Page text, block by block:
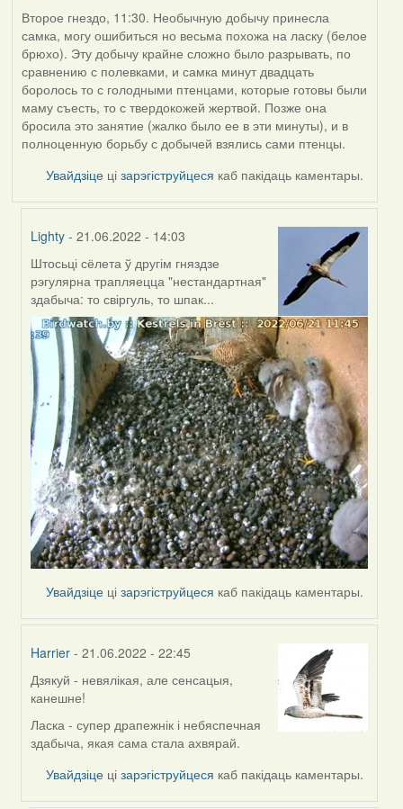
Второе гнездо, 11:30. Необычную добычу принесла
самка, могу ошибиться но весьма похожа на ласку (белое
брюхо). Эту добычу крайне сложно было разрывать, по
сравнению с полевками, и самка минут двадцать
боролось то с голодными птенцами, которые готовы были
маму съесть, то с твердокожей жертвой. Позже она
бросила это занятие (жалко было ее в эти минуты), и в
полноценную борьбу с добычей взялись сами птенцы.
Увайдзіце цізарэгіструйцеся каб пакідаць каментары.
Lighty - 21.06.2022 - 14:03
In
reply
to
by
ZNR
Штосьці сёлета ў другім гняздзе
рэгулярна трапляецца "нестандартная"
здабыча: то свіргуль, то шпак...
Увайдзіце цізарэгіструйцеся каб пакідаць каментары.
Harrier - 21.06.2022 - 22:45
In
reply
to
by
Дзякуй - невялікая, але сенсацыя,
канешне!
Ласка - супер драпежнік і небяспечная
здабыча, якая сама стала ахвярай.
Увайдзіце цізарэгіструйцеся каб пакідаць каментары.